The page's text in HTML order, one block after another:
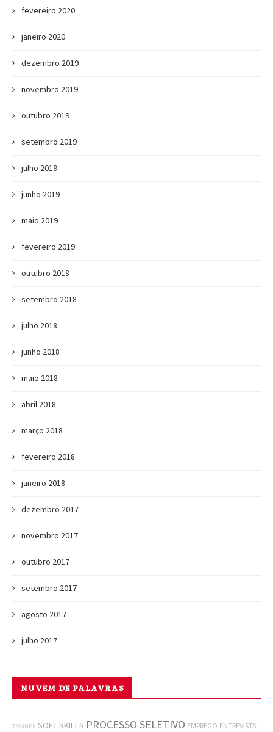
fevereiro 2020
janeiro 2020
dezembro 2019
novembro 2019
outubro 2019
setembro 2019
julho 2019
junho 2019
maio 2019
fevereiro 2019
outubro 2018
setembro 2018
julho 2018
junho 2018
maio 2018
abril 2018
março 2018
fevereiro 2018
janeiro 2018
dezembro 2017
novembro 2017
outubro 2017
setembro 2017
agosto 2017
julho 2017
NUVEM DE PALAVRAS
TRAINEE SOFT SKILLS PROCESSO SELETIVO EMPREGO ENTREVISTA